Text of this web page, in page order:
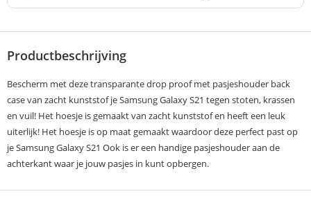
Productbeschrijving
Bescherm met deze transparante drop proof met pasjeshouder back
case van zacht kunststof je Samsung Galaxy S21 tegen stoten, krassen
en vuil! Het hoesje is gemaakt van zacht kunststof en heeft een leuk
uiterlijk! Het hoesje is op maat gemaakt waardoor deze perfect past op
je Samsung Galaxy S21 Ook is er een handige pasjeshouder aan de
achterkant waar je jouw pasjes in kunt opbergen.